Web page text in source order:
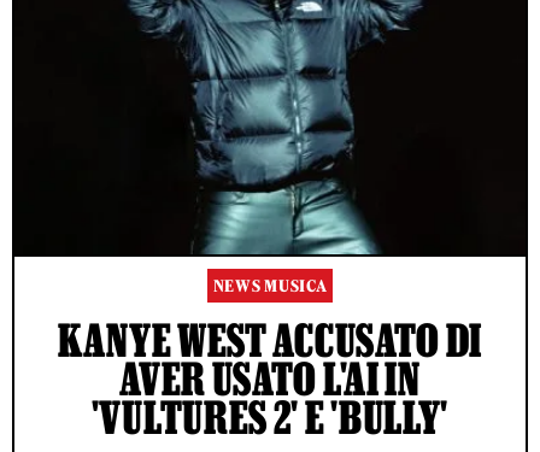
NEWS MUSICA
KANYE WEST ACCUSATO DI
AVER USATO L'AI IN
'VULTURES 2' E 'BULLY'